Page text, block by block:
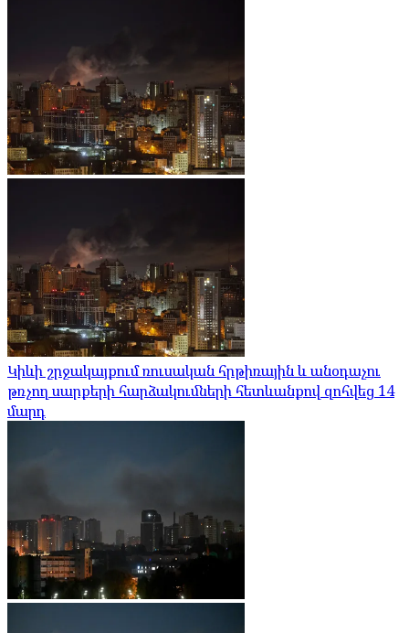
Կիևի շրջակայքում ռուսական հրթիռային և անօդաչու
թռչող սարքերի հարձակումների հետևանքով զոհվեց 14
մարդ